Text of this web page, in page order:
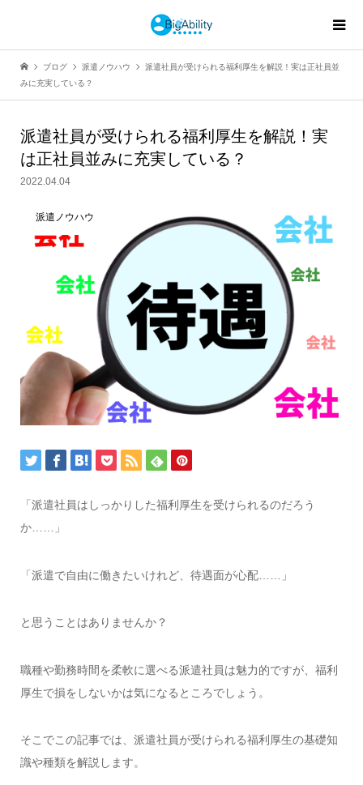
ブログ 派遣ノウハウ
派遣社員が受けられる福利厚生を解説！実は正社員並
みに充実している？
派遣社員が受けられる福利厚生を解説！実
は正社員並みに充実している？
2022.04.04
派遣ノウハウ
「派遣社員はしっかりした福利厚生を受けられるのだろう
か……」
「派遣で自由に働きたいけれど、待遇面が心配……」
と思うことはありませんか？
職種や勤務時間を柔軟に選べる派遣社員は魅力的ですが、福利
厚生で損をしないかは気になるところでしょう。
そこでこの記事では、派遣社員が受けられる福利厚生の基礎知
識や種類を解説します。